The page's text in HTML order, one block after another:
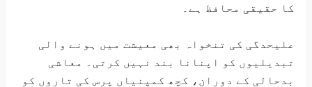
کا حقیقی محافظ ہے۔
علیحدگی کی تنخواہ بھی معیشت میں ہونے والی
تبدیلیوں کو اپنانا بند نہیں کرتی۔ معاشی
بدحالی کے دوران، کچھ کمپنیاں پرس کی تاروں کو